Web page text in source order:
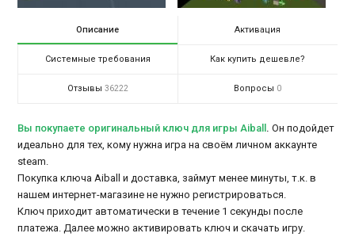
Описание Активация
Системные требования Как купить дешевле?
Отзывы 36222 Вопросы 0
Вы покупаете оригинальный ключ для игры Aiball . Он подойдет
идеально для тех, кому нужна игра на своём личном аккаунте
steam.
Покупка ключа Aiball и доставка, займут менее минуты, т.к. в
нашем интернет-магазине не нужно регистрироваться.
Ключ приходит автоматически в течение 1 секунды после
платежа. Далее можно активировать ключ и скачать игру.